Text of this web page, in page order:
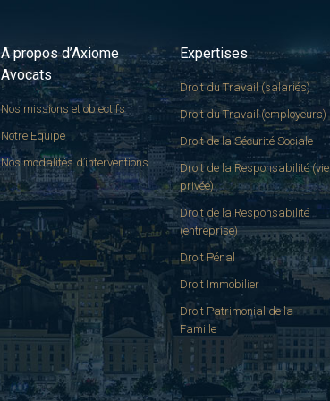
A propos d’Axiome
Avocats
Nos missions et objectifs
Notre Equipe
Nos modalités d’interventions
Expertises
Droit du Travail (salariés)
Droit du Travail (employeurs)
Droit de la Sécurité Sociale
Droit de la Responsabilité (vie
privée)
Droit de la Responsabilité
(entreprise)
Droit Pénal
Droit Immobilier
Droit Patrimonial de la
Famille